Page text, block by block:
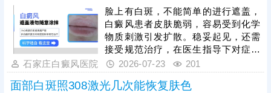
肤、加重色素脱失，需坚持科学规范
化治疗。308准分子激光是面部白癜
风的优选治疗方式，安全性高、针对
性强，准确作用于白斑病灶，刺激黑
色素细胞再生，适配面部娇嫩肌肤，
白癜风复色是循序渐进的过程，患者
需保持
脸上有白斑，不能简单的进行遮盖，
白癜风患者皮肤脆弱，容易受到化学
物质刺激引发扩散。稳妥起见，还需
接受规范治疗，在医生指导下对症用
药、照光治疗，促进黑色素细胞修
复、恢复活性和正常功能。期间还要
加强护理措施，避免外伤感染、暴
石家庄白癜风医院 2026-07-23 201
面部白斑照308激光几次能恢复肤色